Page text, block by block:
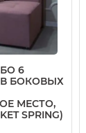
6
БОКОВЫХ
МЕСТО,
SPRING)